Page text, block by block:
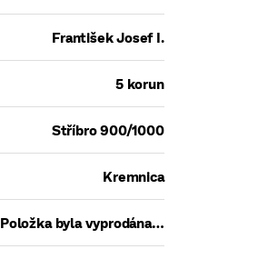
František Josef I.
5 korun
Stříbro 900/1000
Kremnica
Položka byla vyprodána…